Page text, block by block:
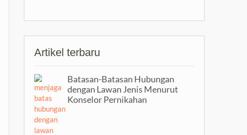
Artikel terbaru
Batasan-Batasan Hubungan
dengan Lawan Jenis Menurut
Konselor Pernikahan